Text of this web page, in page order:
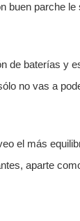
buen parche
de baterías y
no vas a
el más
aparte